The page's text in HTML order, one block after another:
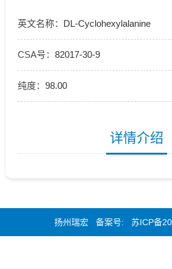
英文名称： DL-Cyclohexylalanine
CSA号： 82017-30-9
纯度： 98.00
详情介绍
扬州瑞宏 备案号: 苏ICP备